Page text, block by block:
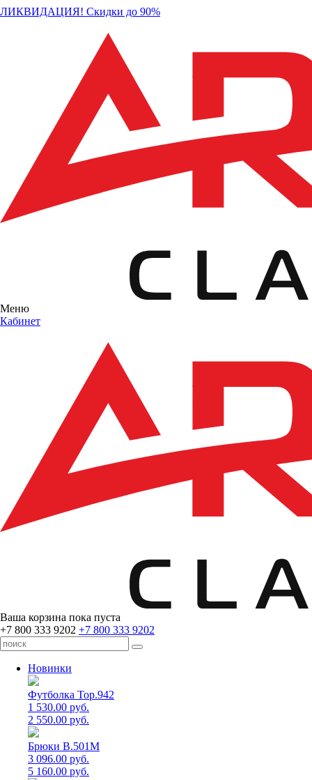
ЛИКВИДАЦИЯ! Скидки до 90%
Меню
Кабинет
Ваша корзина пока пуста
+7 800 333 9202 +7 800 333 9202
Новинки
Футболка Top.942
1 530.00 руб.
2 550.00 руб.
Брюки B.501M
3 096.00 руб.
5 160.00 руб.